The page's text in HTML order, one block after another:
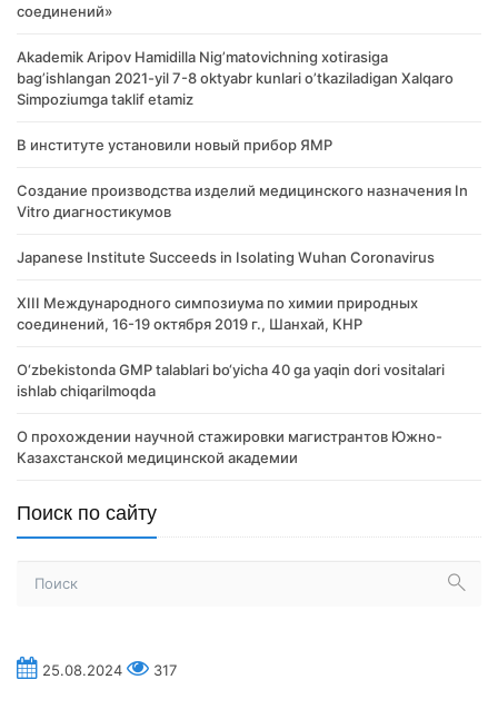
соединений»
Akademik Аripov Hamidilla Nigʼmatovichning xotirasiga
bagʼishlangan 2021-yil 7-8 oktyabr kunlari oʼtkaziladigan Xalqaro
Simpoziumga taklif etamiz
В институте установили новый прибор ЯМР
Создание производства изделий медицинского назначения In
Vitro диагностикумов
Japanese Institute Succeeds in Isolating Wuhan Coronavirus
XIII Международного симпозиума по химии природных
соединений, 16-19 октября 2019 г., Шанхай, КНР
O‘zbekistonda GMP talablari bo‘yicha 40 ga yaqin dori vositalari
ishlab chiqarilmoqda
О прохождении научной стажировки магистрантов Южно-
Казахстанской медицинской академии
Поиск по сайту
25.08.2024 317